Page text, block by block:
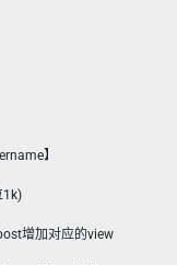
】
1k)
增加对应的view